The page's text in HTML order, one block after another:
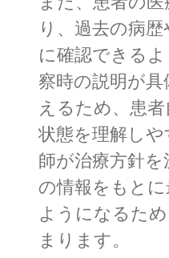
り、過去の病
に確認できる
察時の説明が
えるため、患
状態を理解し
師が治療方針
の情報をもと
ようになるた
まります。